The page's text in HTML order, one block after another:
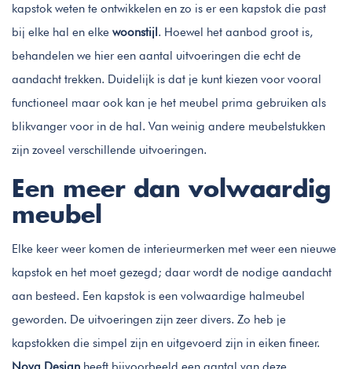
kapstok weten te ontwikkelen en zo is er een kapstok die past
bij elke hal en elke woonstijl. Hoewel het aanbod groot is,
behandelen we hier een aantal uitvoeringen die echt de
aandacht trekken. Duidelijk is dat je kunt kiezen voor vooral
functioneel maar ook kan je het meubel prima gebruiken als
blikvanger voor in de hal. Van weinig andere meubelstukken
zijn zoveel verschillende uitvoeringen.
Een meer dan volwaardig
meubel
Elke keer weer komen de interieurmerken met weer een nieuwe
kapstok en het moet gezegd; daar wordt de nodige aandacht
aan besteed. Een kapstok is een volwaardige halmeubel
geworden. De uitvoeringen zijn zeer divers. Zo heb je
kapstokken die simpel zijn en uitgevoerd zijn in eiken fineer.